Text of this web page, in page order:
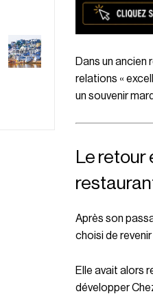
Dans un
relations «
un souvenir
Le retour
Après son
choisi de
Elle avait alors
développer